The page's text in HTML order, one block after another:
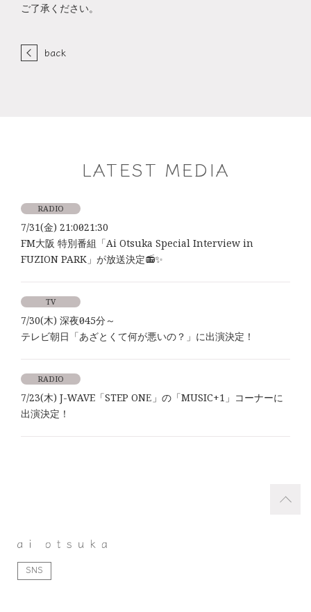
ご了承ください。
back
LATEST MEDIA
RADIO
7/31(金) 21:00～21:30
FM大阪 特別番組「Ai Otsuka Special Interview in
FUZION PARK」が放送決定📻✨
TV
7/30(木) 深夜0時45分～
テレビ朝日「あざとくて何が悪いの？」に出演決定！
RADIO
7/23(木) J-WAVE「STEP ONE」の「MUSIC+1」コーナーに
出演決定！
SNS